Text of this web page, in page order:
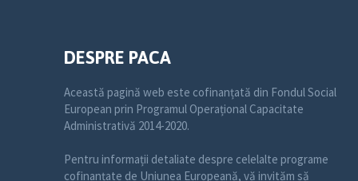
DESPRE PACA
Această pagină web este cofinanțată din Fondul Social
European prin Programul Operațional Capacitate
Administrativă 2014-2020.
Pentru informații detaliate despre celelalte programe
cofinanțate de Uniunea Europeană, vă invităm să